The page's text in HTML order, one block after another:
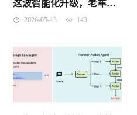
这波智能化升级，老车主
看完都坐不住了
2026-05-13 143